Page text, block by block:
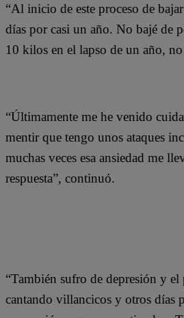
“Al inicio de este proceso de
días por casi un año. No bajé de
10 kilos en el lapso de un año,
“Últimamente me he venido
mentir que tengo unos ataques
muchas veces esa ansiedad me
respuesta”, continuó.
“También sufro de depresión y
cantando villancicos y otros días